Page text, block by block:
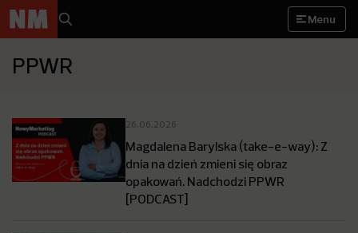
Menu
PPWR
26.06.2026
Magdalena Barylska (take-e-way): Z
dnia na dzień zmieni się obraz
opakowań. Nadchodzi PPWR
[PODCAST]